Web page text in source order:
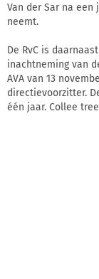
Van der Sar na
neemt.
De RvC is
inachtneming van
AVA van 13
directievoorzitter.
één jaar. Collee